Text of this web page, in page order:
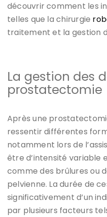
découvrir comment les
telles que la chirurgie
traitement et la gestion
La gestion des
prostatectomie
Après une
ressentir différentes
notamment lors de
être d’intensité variable
comme des brûlures ou
pelvienne. La durée de
significativement d’un
par plusieurs facteurs